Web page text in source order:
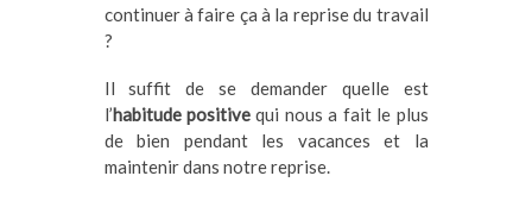
continuer à faire ça à la reprise du travail
?
Il suffit de se demander quelle est
l’habitude positivequi nous a fait le plus
de bien pendant les vacances et la
maintenir dans notre reprise.